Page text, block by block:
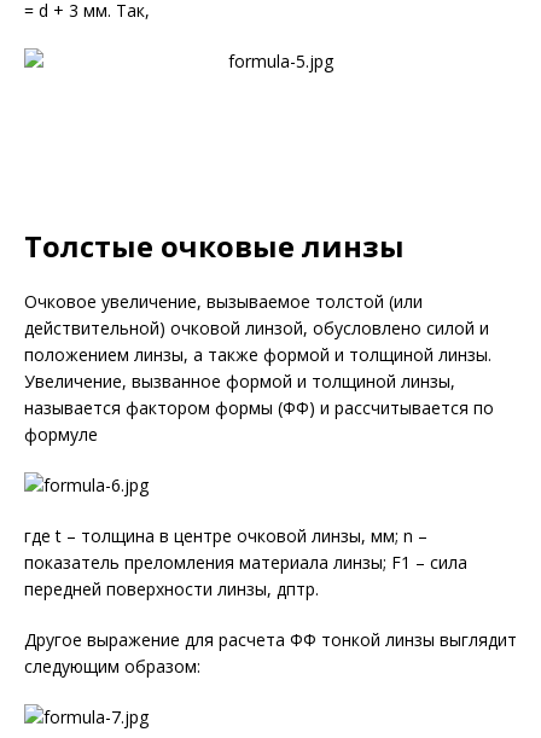
= d + 3 мм. Так,
Толстые очковые линзы
Очковое увеличение, вызываемое толстой (или
действительной) очковой линзой, обусловлено силой и
положением линзы, а также формой и толщиной линзы.
Увеличение, вызванное формой и толщиной линзы,
называется фактором формы (ФФ) и рассчитывается по
формуле
где t – толщина в центре очковой линзы, мм; n –
показатель преломления материала линзы; F1 – сила
передней поверхности линзы, дптр.
Другое выражение для расчета ФФ тонкой линзы выглядит
следующим образом: